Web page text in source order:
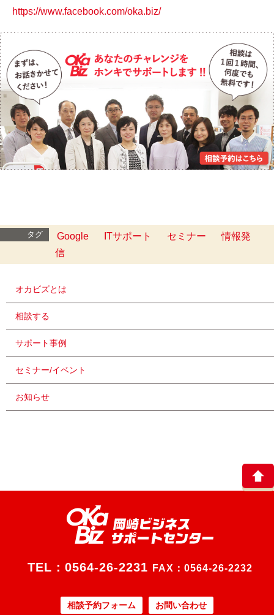
https://www.facebook.com/oka.biz/
タグ Google ITサポート セミナー
情報発
信
オカビズとは
相談する
サポート事例
セミナー/イベント
お知らせ
TEL： 0564-26-2231 FAX：0564-26-2232
相談予約フォーム お問い合わせ